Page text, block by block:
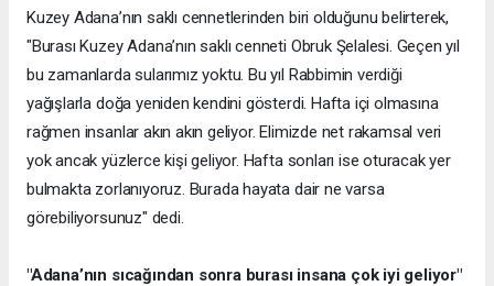
Kuzey Adana’nın saklı cennetlerinden biri olduğunu belirterek,
"Burası Kuzey Adana’nın saklı cenneti Obruk Şelalesi. Geçen yıl
bu zamanlarda sularımız yoktu. Bu yıl Rabbimin verdiği
yağışlarla doğa yeniden kendini gösterdi. Hafta içi olmasına
rağmen insanlar akın akın geliyor. Elimizde net rakamsal veri
yok ancak yüzlerce kişi geliyor. Hafta sonları ise oturacak yer
bulmakta zorlanıyoruz. Burada hayata dair ne varsa
görebiliyorsunuz" dedi.
"Adana’nın sıcağından sonra burası insana çok iyi geliyor"